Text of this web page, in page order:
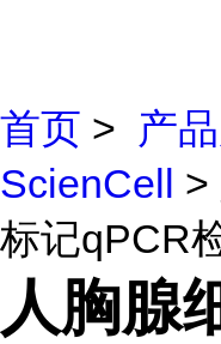
首页 > 产
ScienCell >
标记qPCR
人胸腺